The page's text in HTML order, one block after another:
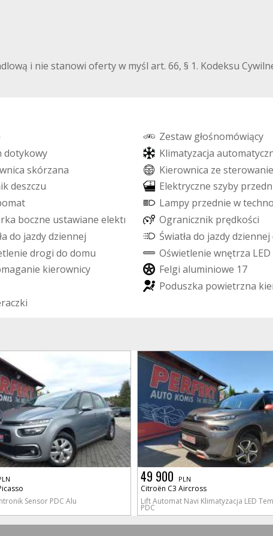
i nie stanowi oferty w myśl art. 66, § 1. Kodeksu
Zestaw głośnomówiący
dotykowy Klimatyzacja automatycz
wnica skórzana Kierownica ze sterowanie
ik deszczu Elektryczne szyby przedn
omat Lampy przednie wtechno
rka boczne ustawiane elektr nie Ogranicznik prędkości
a do jazdy dziennej Światła do jazdydziennej
tlenie drogi do domu Oświetlenie wnętrza LED
maganie kierownicy Felgi aluminiowe 17
Poduszka powietrzna kie
raczki
Sensor PDC Alu
49 900 PLN
Citroën C3 Aircross
Lift Automat Navi Klimatyzacja LED
PDC